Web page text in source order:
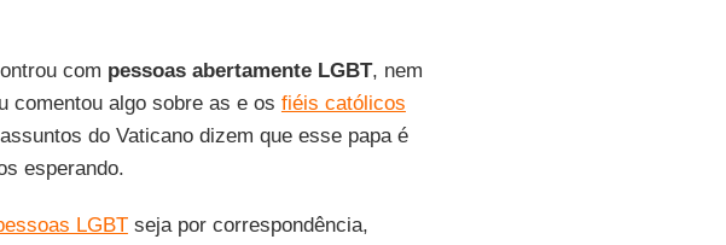
com pessoas abertamente LGBT, nem
comentou algo sobre as e os fiéis católicos
do Vaticano dizem que esse papa é
esperando.
LGBTseja por correspondência,